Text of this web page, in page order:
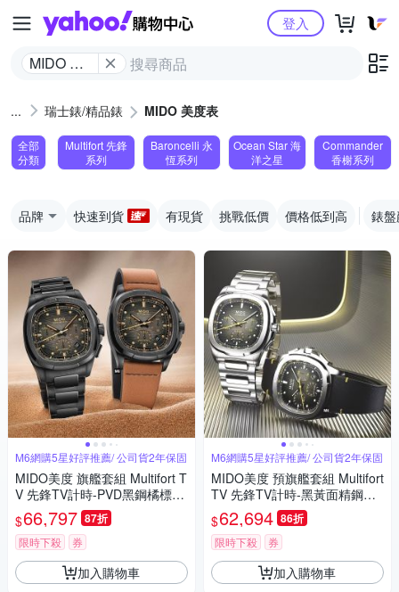
Yahoo購物中心
MIDO 美
登入
瑞士錶/精品錶 MIDO 美度表
全部
分類
Multifort 先鋒
系列
Baroncelli 永
恆系列
Ocean Star 海
洋之星
Commander
香榭系列
品牌 快速到貨 有現貨 挑戰低價 價格低到高 錶
M6網購5星好評推薦/ 公司貨2年保固
MIDO美度 旗艦套組 Multifort T
V 先鋒TV計時-PVD黑鋼橘標款
M6 (M0495273308100)
$66,797 87折
限時下殺 券
加入購物車
M6網購5星好評推薦/ 公司貨2年保固
MIDO美度 預旗艦套組 Multifort
TV 先鋒TV計時-黑黃面精鋼款
M6 (M0495271108100)
$62,694 86折
限時下殺 券
加入購物車